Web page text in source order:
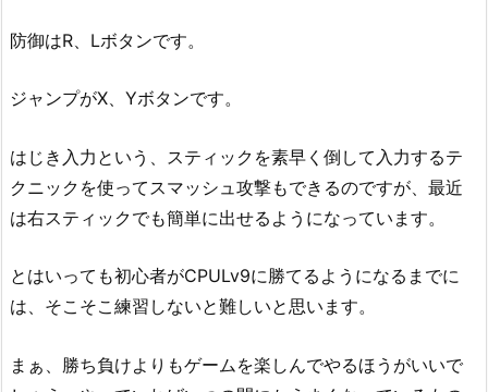
防御はR、Lボタンです。
ジャンプがX、Yボタンです。
はじき入力という、スティックを素早く倒して入力するテ
クニックを使ってスマッシュ攻撃もできるのですが、最近
は右スティックでも簡単に出せるようになっています。
とはいっても初心者がCPULv9に勝てるようになるまでに
は、そこそこ練習しないと難しいと思います。
まぁ、勝ち負けよりもゲームを楽しんでやるほうがいいで